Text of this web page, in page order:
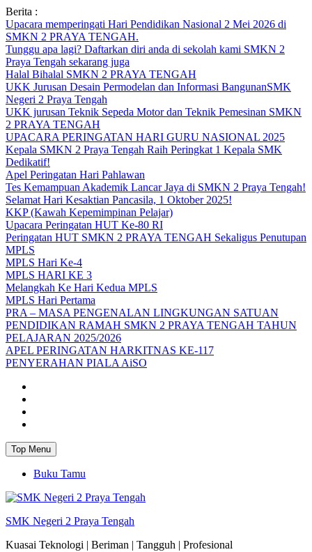
Skip
to
content
Berita :
Upacara memperingati Hari Pendidikan Nasional 2 Mei 2026 di
SMKN 2 PRAYA TENGAH.
Tunggu apa lagi? Daftarkan diri anda di sekolah kami SMKN 2
Praya Tengah sekarang juga
Halal Bihalal SMKN 2 PRAYA TENGAH
UKK Jurusan Desain Permodelan dan Informasi BangunanSMK
Negeri 2 Praya Tengah
UKK jurusan Teknik Sepeda Motor dan Teknik Pemesinan SMKN
2 PRAYA TENGAH
UPACARA PERINGATAN HARI GURU NASIONAL 2025
Kepala SMKN 2 Praya Tengah Raih Peringkat 1 Kepala SMK
Dedikatif!
Apel Peringatan Hari Pahlawan
Tes Kemampuan Akademik Lancar Jaya di SMKN 2 Praya Tengah!
Selamat Hari Kesaktian Pancasila, 1 Oktober 2025!
KKP (Kawah Kepemimpinan Pelajar)
Upacara Peringatan HUT Ke-80 RI
Peringatan HUT SMKN 2 PRAYA TENGAH Sekaligus Penutupan
MPLS
MPLS Hari Ke-4
MPLS HARI KE 3
Melangkah Ke Hari Kedua MPLS
MPLS Hari Pertama
PRA – MASA PENGENALAN LINGKUNGAN SATUAN
PENDIDIKAN RAMAH SMKN 2 PRAYA TENGAH TAHUN
PELAJARAN 2025/2026
APEL PERINGATAN HARKITNAS KE-117
PENYERAHAN PIALA AiSO
Top Menu
Buku Tamu
SMK Negeri 2 Praya Tengah
Kuasai Teknologi | Beriman | Tangguh | Profesional